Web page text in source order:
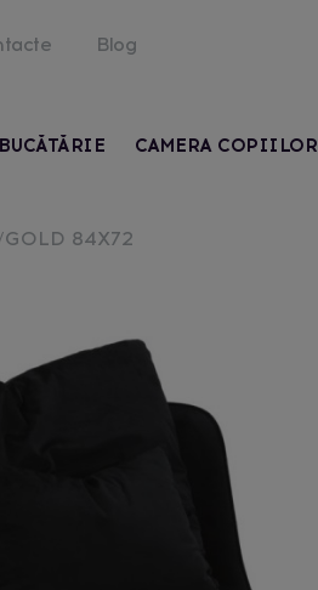
Blog
BUCĂTĂRIE CAMERA COPIILOR
GOLD 84X72